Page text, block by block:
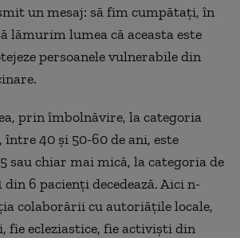
un mesaj: să fim cumpătați, în
lămurim lumea că aceasta este
persoanele vulnerabile din
prin îmbolnăvire, la categoria
40 și 50-60 de ani, este
sau chiar mai mică, la categoria de
din 6 pacienți decedează. Aici n-
colaborării cu autoriățile locale,
fie ecleziastice, fie activiști din